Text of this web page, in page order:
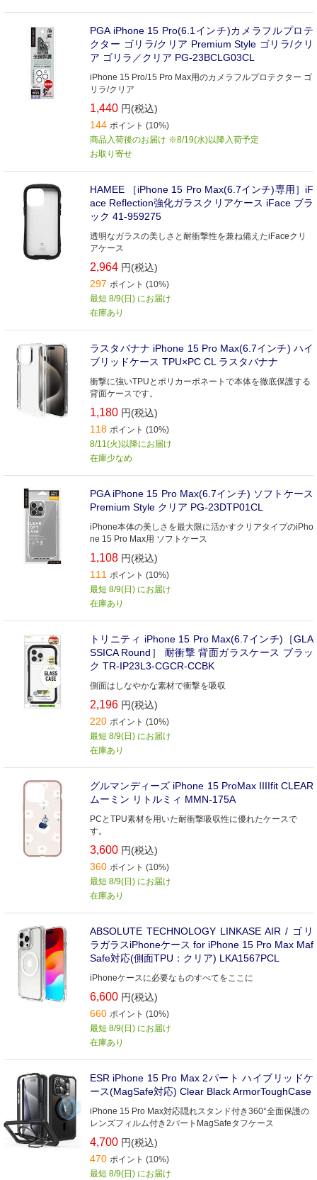
PGA iPhone 15 Pro(6.1インチ)カメラフルプロテ
クター ゴリラ/クリア Premium Style ゴリラ/クリ
ア ゴリラ／クリア PG-23BCLG03CL
iPhone 15 Pro/15 Pro Max用のカメラフルプロテクター ゴ
リラ/クリア
1,440 円(税込)
144 ポイント (10%)
商品入荷後のお届け ※8/19(水)以降入荷予定
お取り寄せ
HAMEE ［iPhone 15 Pro Max(6.7インチ)専用］iF
ace Reflection強化ガラスクリアケース iFace ブラ
ック 41-959275
透明なガラスの美しさと耐衝撃性を兼ね備えたiFaceクリ
アケース
2,964 円(税込)
297 ポイント (10%)
最短 8/9(日) にお届け
在庫あり
ラスタバナナ iPhone 15 Pro Max(6.7インチ) ハイ
ブリッドケース TPU×PC CL ラスタバナナ
衝撃に強いTPUとポリカーボネートで本体を徹底保護する
背面ケースです。
1,180 円(税込)
118 ポイント (10%)
8/11(火)以降にお届け
在庫少なめ
PGA iPhone 15 Pro Max(6.7インチ) ソフトケース
Premium Style クリア PG-23DTP01CL
iPhone本体の美しさを最大限に活かすクリアタイプのiPho
ne 15 Pro Max用 ソフトケース
1,108 円(税込)
111 ポイント (10%)
最短 8/9(日) にお届け
在庫あり
トリニティ iPhone 15 Pro Max(6.7インチ)［GLA
SSICA Round］ 耐衝撃 背面ガラスケース ブラッ
ク TR-IP23L3-CGCR-CCBK
側面はしなやかな素材で衝撃を吸収
2,196 円(税込)
220 ポイント (10%)
最短 8/9(日) にお届け
在庫あり
グルマンディーズ iPhone 15 ProMax IIIIfit CLEAR
ムーミン リトルミィ MMN-175A
PCとTPU素材を用いた耐衝撃吸収性に優れたケースで
す。
3,600 円(税込)
360 ポイント (10%)
最短 8/9(日) にお届け
在庫あり
ABSOLUTE TECHNOLOGY LINKASE AIR / ゴリ
ラガラスiPhoneケース for iPhone 15 Pro Max Maf
Safe対応(側面TPU：クリア) LKA1567PCL
iPhoneケースに必要なものすべてをここに
6,600 円(税込)
660 ポイント (10%)
最短 8/9(日) にお届け
在庫あり
ESR iPhone 15 Pro Max 2パート ハイブリッドケ
ース(MagSafe対応) Clear Black ArmorToughCase
iPhone 15 Pro Max対応隠れスタンド付き360°全面保護の
レンズフィルム付き2パートMagSafeタフケース
4,700 円(税込)
470 ポイント (10%)
最短 8/9(日) にお届け